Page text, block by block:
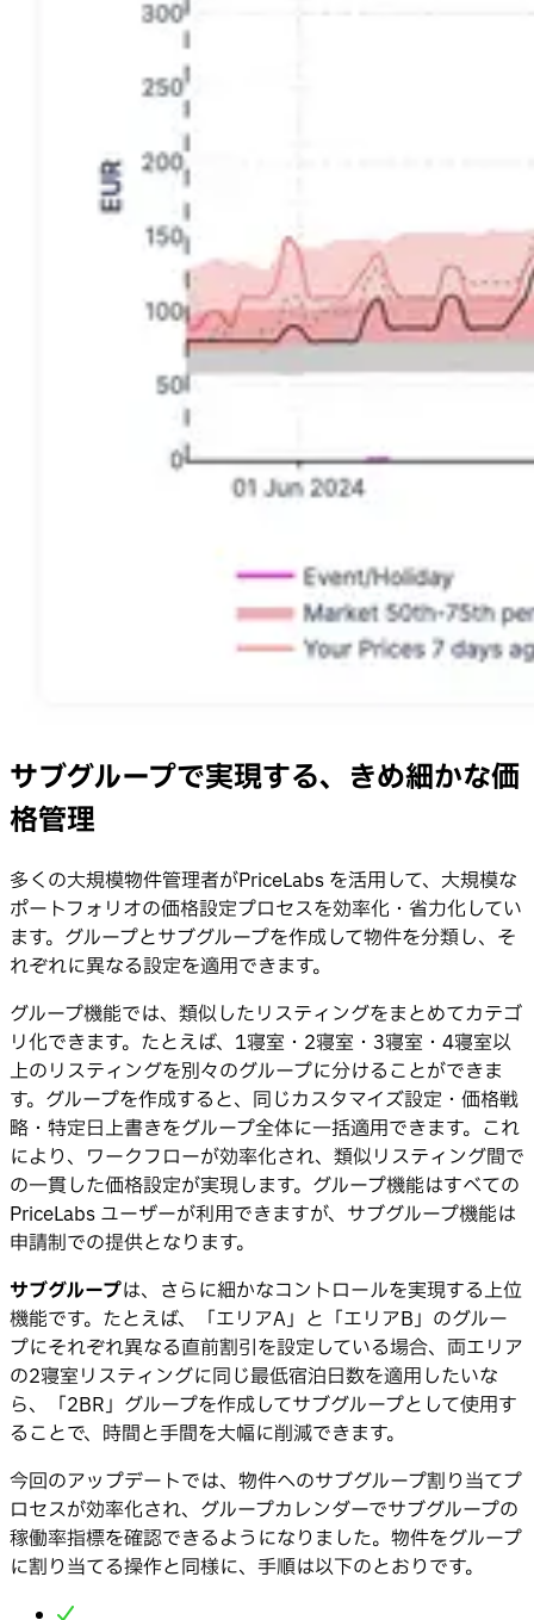
サブグループで実現する、きめ細かな価
格管理
多くの大規模物件管理者がPriceLabs を活用して、大規模な
ポートフォリオの価格設定プロセスを効率化・省力化してい
ます。グループとサブグループを作成して物件を分類し、そ
れぞれに異なる設定を適用できます。
グループ機能では、類似したリスティングをまとめてカテゴ
リ化できます。たとえば、1寝室・2寝室・3寝室・4寝室以
上のリスティングを別々のグループに分けることができま
す。グループを作成すると、同じカスタマイズ設定・価格戦
略・特定日上書きをグループ全体に一括適用できます。これ
により、ワークフローが効率化され、類似リスティング間で
の一貫した価格設定が実現します。グループ機能はすべての
PriceLabs ユーザーが利用できますが、サブグループ機能は
申請制での提供となります。
サブグループは、さらに細かなコントロールを実現する上位
機能です。たとえば、「エリアA」と「エリアB」のグルー
プにそれぞれ異なる直前割引を設定している場合、両エリア
の2寝室リスティングに同じ最低宿泊日数を適用したいな
ら、「2BR」グループを作成してサブグループとして使用す
ることで、時間と手間を大幅に削減できます。
今回のアップデートでは、物件へのサブグループ割り当てプ
ロセスが効率化され、グループカレンダーでサブグループの
稼働率指標を確認できるようになりました。物件をグループ
に割り当てる操作と同様に、手順は以下のとおりです。